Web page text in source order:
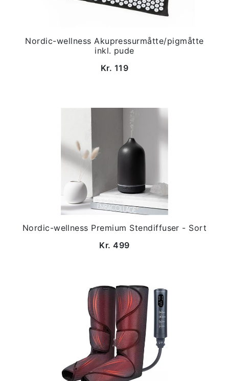
Nordic-wellness Akupressurmåtte/pigmåtte
inkl. pude
Kr. 119
Nordic-wellness Premium Stendiffuser - Sort
Kr. 499